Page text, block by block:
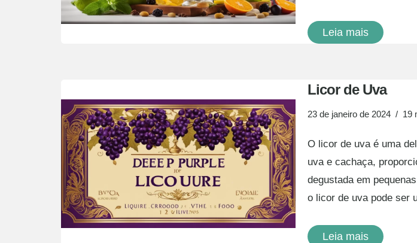
Leia mais
Licor de Uva
23 de janeiro de 2024 19
O licor de uva é uma
uva e cachaça,
degustada em
o licor de uva pode ser
Leia mais